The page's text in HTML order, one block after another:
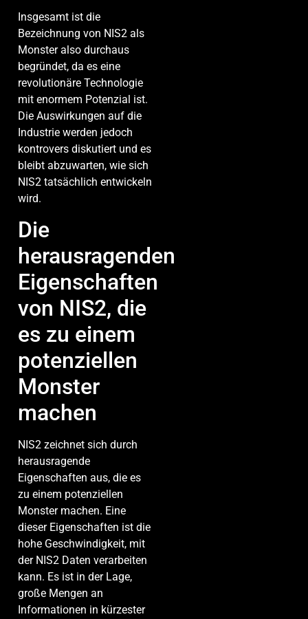
Insgesamt ist die
Bezeichnung von NIS2 als
Monster also durchaus
begründet, da es eine
revolutionäre Technologie
mit enormem Potenzial ist.
Die Auswirkungen auf die
Industrie werden jedoch
kontrovers diskutiert und es
bleibt abzuwarten, wie sich
NIS2 tatsächlich entwickeln
wird.
Die
herausragenden
Eigenschaften
von NIS2, die
es zu einem
potenziellen
Monster
machen
NIS2 zeichnet sich durch
herausragende
Eigenschaften aus, die es
zu einem potenziellen
Monster machen. Eine
dieser Eigenschaften ist die
hohe Geschwindigkeit, mit
der NIS2 Daten verarbeiten
kann. Es ist in der Lage,
große Mengen an
Informationen in kürzester